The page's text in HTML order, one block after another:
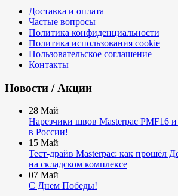
Доставка и оплата
Частые вопросы
Политика конфиденциальности
Политика использования cookie
Пользовательское соглашение
Контакты
Новости / Акции
28 Май
Нарезчики швов Masterpac PMF16
в России!
15 Май
Тест-драйв Masterpac: как прошёл
на складском комплексе
07 Май
С Днем Победы!